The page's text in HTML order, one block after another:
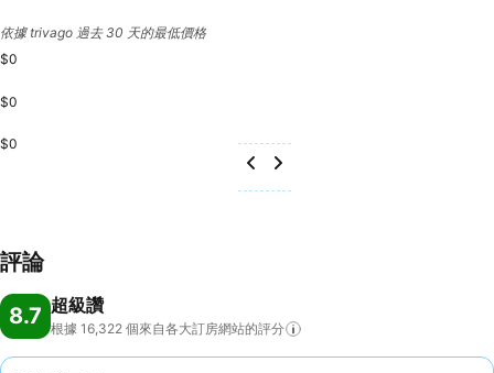
依據 trivago 過去 30 天的最低價格
$0
$0
$0
評論
8.7 超級讚
根據 16,322 個來自各大訂房網站的評分